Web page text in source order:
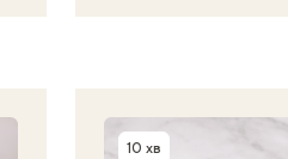
Час приготування
10 хв